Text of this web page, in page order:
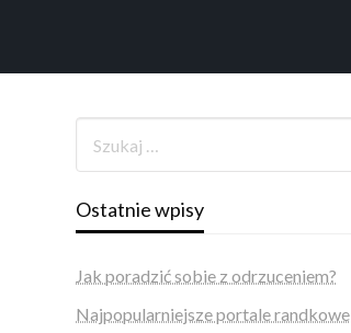
Ostatnie wpisy
Jak poradzić sobie z odrzuceniem?
Najpopularniejsze portale randkowe